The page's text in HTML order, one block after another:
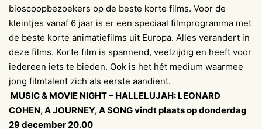
bioscoopbezoekers op de beste korte films. Voor de
kleintjes vanaf 6 jaar is er een speciaal filmprogramma met
de beste korte animatiefilms uit Europa. Alles verandert in
deze films. Korte film is spannend, veelzijdig en heeft voor
iedereen iets te bieden. Ook is het hét medium waarmee
jong filmtalent zich als eerste aandient.
MUSIC & MOVIE NIGHT – HALLELUJAH: LEONARD
COHEN, A JOURNEY, A SONG vindt plaats op donderdag
29 december 20.00